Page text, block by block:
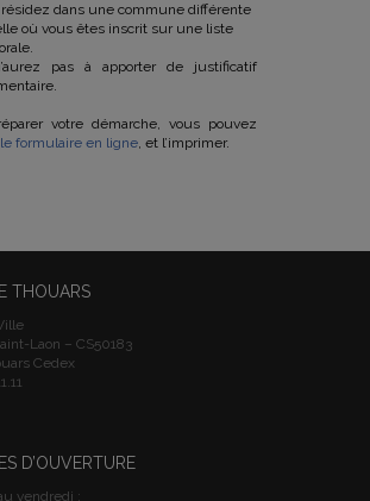
dans une commune différente
où vous êtes inscrit sur une liste
pas à apporter de justificatif
votre démarche, vous pouvez
formulaire en ligne, et l’imprimer.
THOUARS
Laon – CS50183
Cedex
D’OUVERTURE
vendredi :